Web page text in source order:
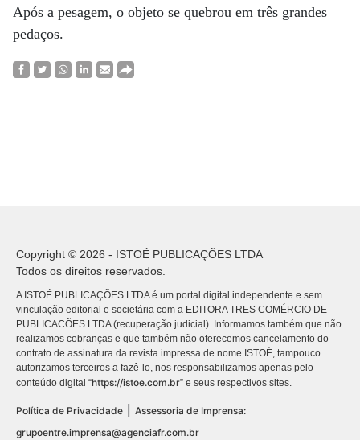
Após a pesagem, o objeto se quebrou em três grandes
pedaços.
Copyright © 2026 - ISTOÉ PUBLICAÇÕES LTDA
Todos os direitos reservados.
A ISTOÉ PUBLICAÇÕES LTDA é um portal digital independente e sem
vinculação editorial e societária com a EDITORA TRES COMÉRCIO DE
PUBLICACÕES LTDA (recuperação judicial). Informamos também que não
realizamos cobranças e que também não oferecemos cancelamento do
contrato de assinatura da revista impressa de nome ISTOÉ, tampouco
autorizamos terceiros a fazê-lo, nos responsabilizamos apenas pelo
conteúdo digital “https://istoe.com.br” e seus respectivos sites.
Política de Privacidade
Assessoria de Imprensa:
grupoentre.imprensa@agenciafr.com.br